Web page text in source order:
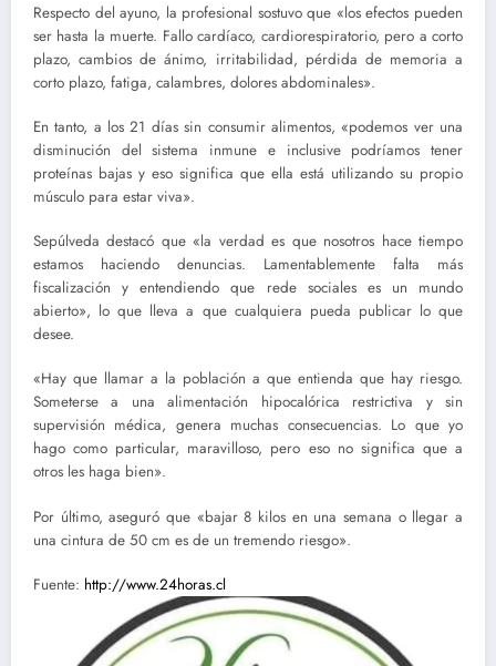
Respecto del ayuno, la profesional sostuvo que «los efectos pueden
ser hasta la muerte. Fallo cardíaco, cardiorespiratorio, pero a corto
plazo, cambios de ánimo, irritabilidad, pérdida de memoria a
corto plazo, fatiga, calambres, dolores abdominales».
En tanto, a los 21 días sin consumir alimentos, «podemos ver una
disminución del sistema inmune e inclusive podríamos tener
proteínas bajas y eso significa que ella está utilizando su propio
músculo para estar viva».
Sepúlveda destacó que «la verdad es que nosotros hace tiempo
estamos haciendo denuncias. Lamentablemente falta más
fiscalización y entendiendo que rede sociales es un mundo
abierto», lo que lleva a que cualquiera pueda publicar lo que
desee.
«Hay que llamar a la población a que entienda que hay riesgo.
Someterse a una alimentación hipocalórica restrictiva y sin
supervisión médica, genera muchas consecuencias. Lo que yo
hago como particular, maravilloso, pero eso no significa que a
otros les haga bien».
Por último, aseguró que «bajar 8 kilos en una semana o llegar a
una cintura de 50 cm es de un tremendo riesgo».
Fuente: http://www.24horas.cl